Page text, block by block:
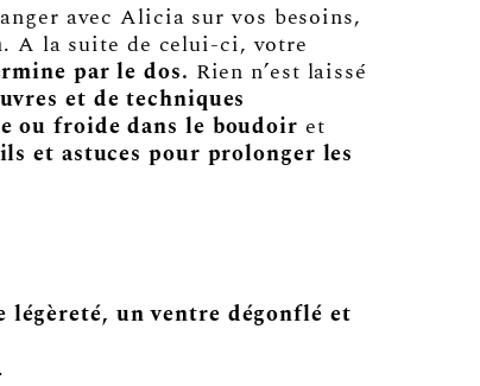
avec Alicia sur vos besoins,
. A la suite de celui-ci, votre
par le dos. Rien n’est laissé
et de techniques
ou froide dans le boudoir et
et astuces pour prolonger les
légèreté, un ventre dégonflé et